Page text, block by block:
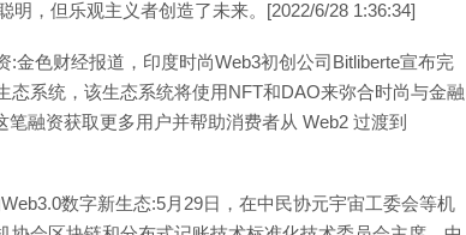
，但乐观主义者创造了未来。[2022/6/28 1:36:34]
:金色财经报道，印度时尚Web3初创公司Bitliberte宣布完
态系统，该生态系统将使用NFT和DAO来弥合时尚与金融
融资获取更多用户并帮助消费者从 Web2 过渡到
数字新生态:5月29日，在中民协元宇宙工委会等机